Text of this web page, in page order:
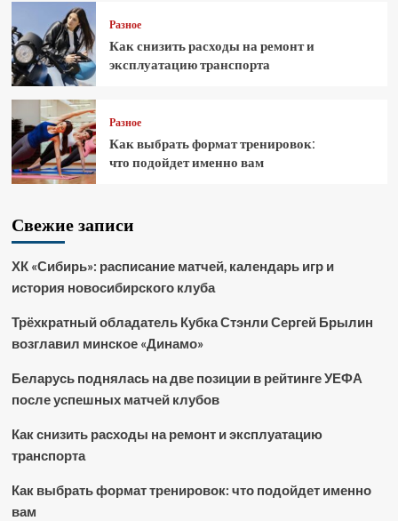
Разное
Как снизить расходы на ремонт и
эксплуатацию транспорта
Разное
Как выбрать формат тренировок:
что подойдет именно вам
Свежие записи
ХК «Сибирь»: расписание матчей, календарь игр и
история новосибирского клуба
Трёхкратный обладатель Кубка Стэнли Сергей Брылин
возглавил минское «Динамо»
Беларусь поднялась на две позиции в рейтинге УЕФА
после успешных матчей клубов
Как снизить расходы на ремонт и эксплуатацию
транспорта
Как выбрать формат тренировок: что подойдет именно
вам